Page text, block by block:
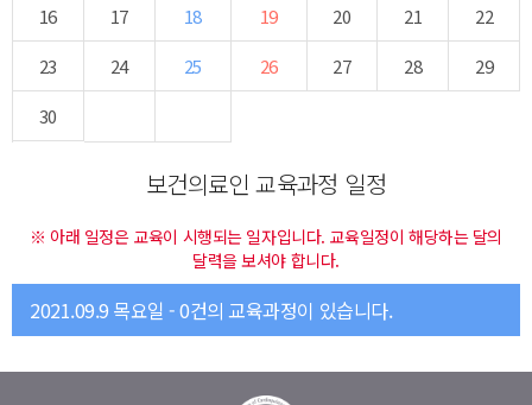
16
17 18 19 20 21
22
23
24 25 26 27 28
29
30
보건의료인 교육과정 일정
※ 아래 일정은 교육이 시행되는 일자입니다. 교육일정이 해당하는 달의
달력을 보셔야 합니다.
2021.09.9 목요일 - 0건의 교육과정이 있습니다.